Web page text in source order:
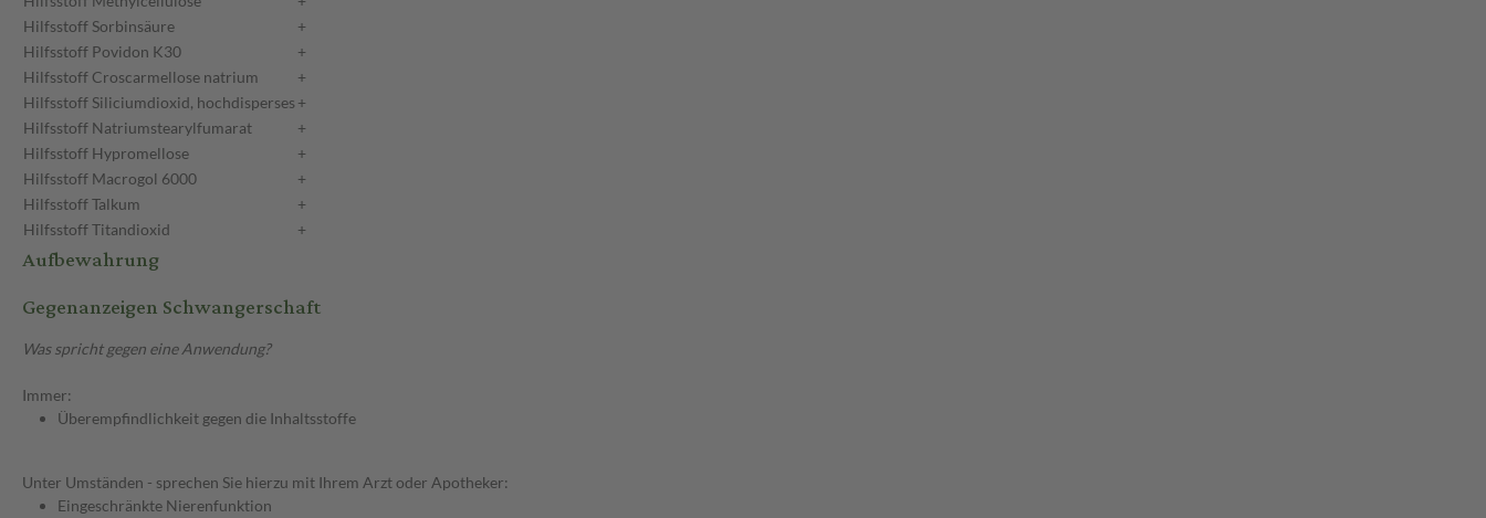
Hilfsstoff Sorbinsäure
+
Hilfsstoff Povidon K30
+
Hilfsstoff Croscarmellose natrium
+
Hilfsstoff Siliciumdioxid, hochdisperses +
Hilfsstoff Natriumstearylfumarat
+
Hilfsstoff Hypromellose
+
Hilfsstoff Macrogol 6000
+
HilfsstoffTalkum
+
HilfsstoffTitandioxid +
Aufbewahrung
Gegenanzeigen Schwangerschaft
Was spricht gegen eine Anwendung?
Immer:
Überempfindlichkeit gegen die Inhaltsstoffe
Unter Umständen - sprechen Sie hierzu mit Ihrem Arzt oder Apotheker:
Eingeschränkte Nierenfunktion